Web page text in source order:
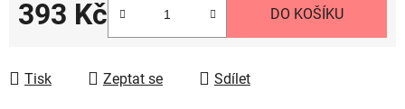
393 Kč DO KOŠÍKU
Tisk Zeptat se Sdílet